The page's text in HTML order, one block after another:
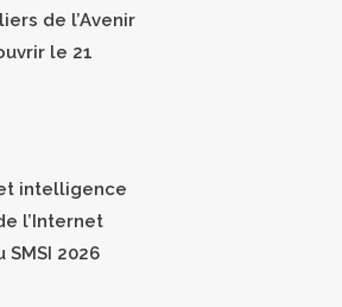
de l’Avenir
le 21
intelligence
l’Internet
2026